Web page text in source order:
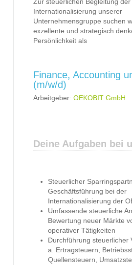
Zur steuerlichen Begleitung der
Internationalisierung unserer
Unternehmensgruppe suchen
exzellente und strategisch
Persönlichkeit als
Finance, Accounting
(m/w/d)
Arbeitgeber:OEKOBIT GmbH
Deine Aufgaben bei
Steuerlicher
Geschäftsführung bei der
Internationalisierung der
Umfassende steuerliche
Bewertung neuer Märkte
operativer Tätigkeiten
Durchführung steuerlicher
a. Ertragsteuern,
Quellensteuern,